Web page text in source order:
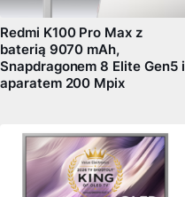
Redmi K100 Pro Max z
baterią 9070 mAh,
Snapdragonem 8 Elite Gen5 i
aparatem 200 Mpix